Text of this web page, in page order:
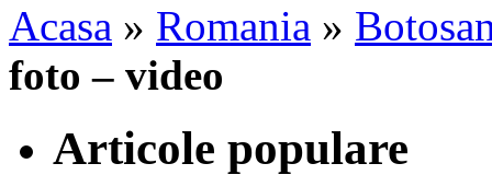
Acasa » Romania »
foto – video
Articole populare